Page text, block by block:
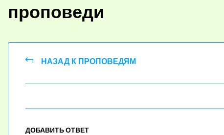
проповеди
НАЗАД К ПРОПОВЕДЯМ
ДОБАВИТЬ ОТВЕТ